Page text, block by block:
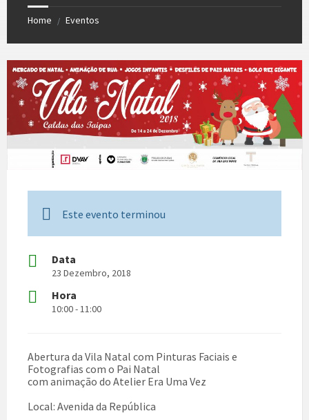
Home / Eventos
Este evento terminou
Data
23 Dezembro, 2018
Hora
10:00 - 11:00
Abertura da Vila Natal com Pinturas Faciais e
Fotografias com o Pai Natal
com animação do Atelier Era Uma Vez
Local: Avenida da República